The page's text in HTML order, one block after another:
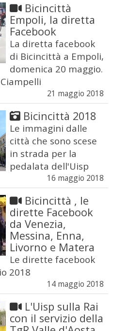
Bicincittà
Empoli, la diretta
Facebook
La diretta facebook
di Bicincittà a Empoli,
domenica 20 maggio.
21 maggio 2018
Bicincittà 2018
Le immagini dalle
città che sono scese
in strada per la
pedalata dell'Uisp
16 maggio 2018
Bicincittà , le
dirette Facebook
da Venezia,
Messina, Enna,
Livorno e Matera
Le dirette facebook
2018
14 maggio 2018
L'Uisp sulla Rai
con il servizio della